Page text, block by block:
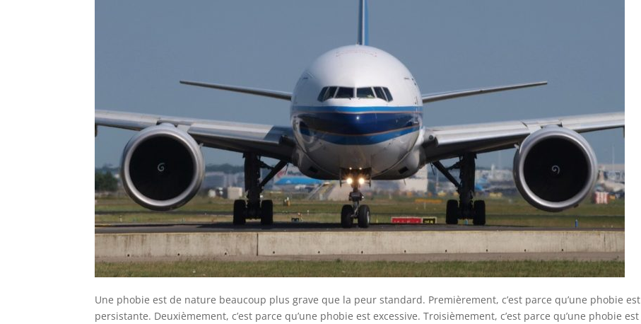
Une phobie est de nature beaucoup plus grave que la peur standard. Premièrement, c’est parce qu’une phobie est
persistante. Deuxièmement, c’est parce qu’une phobie est excessive. Troisièmement, c’est parce qu’une phobie est